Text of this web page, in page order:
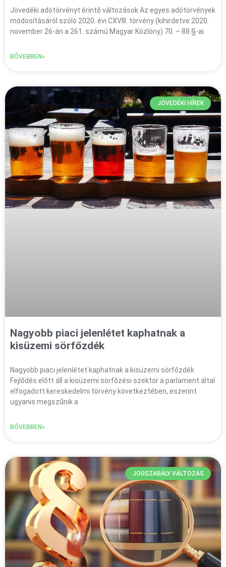
Jövedéki adótörvényt érintő változások Az egyes adótörvények
módosításáról szóló 2020. évi CXVIII. törvény (kihirdetve 2020.
november 26-án a 261. számú Magyar Közlöny) 70. – 88.§-ai
BŐVEBBEN»
JÖVEDÉKI HÍREK
Nagyobb piaci jelenlétet kaphatnak a
kisüzemi sörfőzdék
Nagyobb piaci jelenlétet kaphatnak a kisüzemi sörfőzdék
Fejlődés előtt áll a kisüzemi sörfőzési szektor a parlament által
elfogadott kereskedelmi törvény következtében, eszerint
ugyanis megszűnik a
BŐVEBBEN»
JOGSZABÁLY VÁLTOZÁS